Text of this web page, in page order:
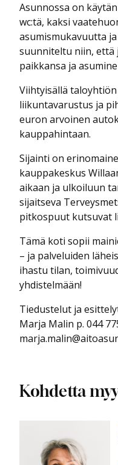
Asunnossa on
wc:tä, kaksi
asumismukavuutta
suunniteltu niin, että
paikkansa ja
Viihtyisällä
liikuntavarustus ja
euron arvoinen
kauppahintaan.
Sijainti on
kauppakeskus
aikaan ja ulkoiluun
sijaitseva
pitkospuut kutsuvat
Tämä koti sopii
– ja palveluiden
ihastu tilan,
yhdistelmään!
Tiedustelut ja
Marja Malin p. 044
Kohdetta